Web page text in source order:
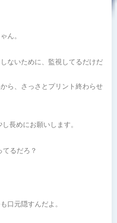
ん。
ないために、監視してるだけだ
ら、さっさとプリント終わらせ
長めにお願いします。
るだろ？
口元隠すんだよ。